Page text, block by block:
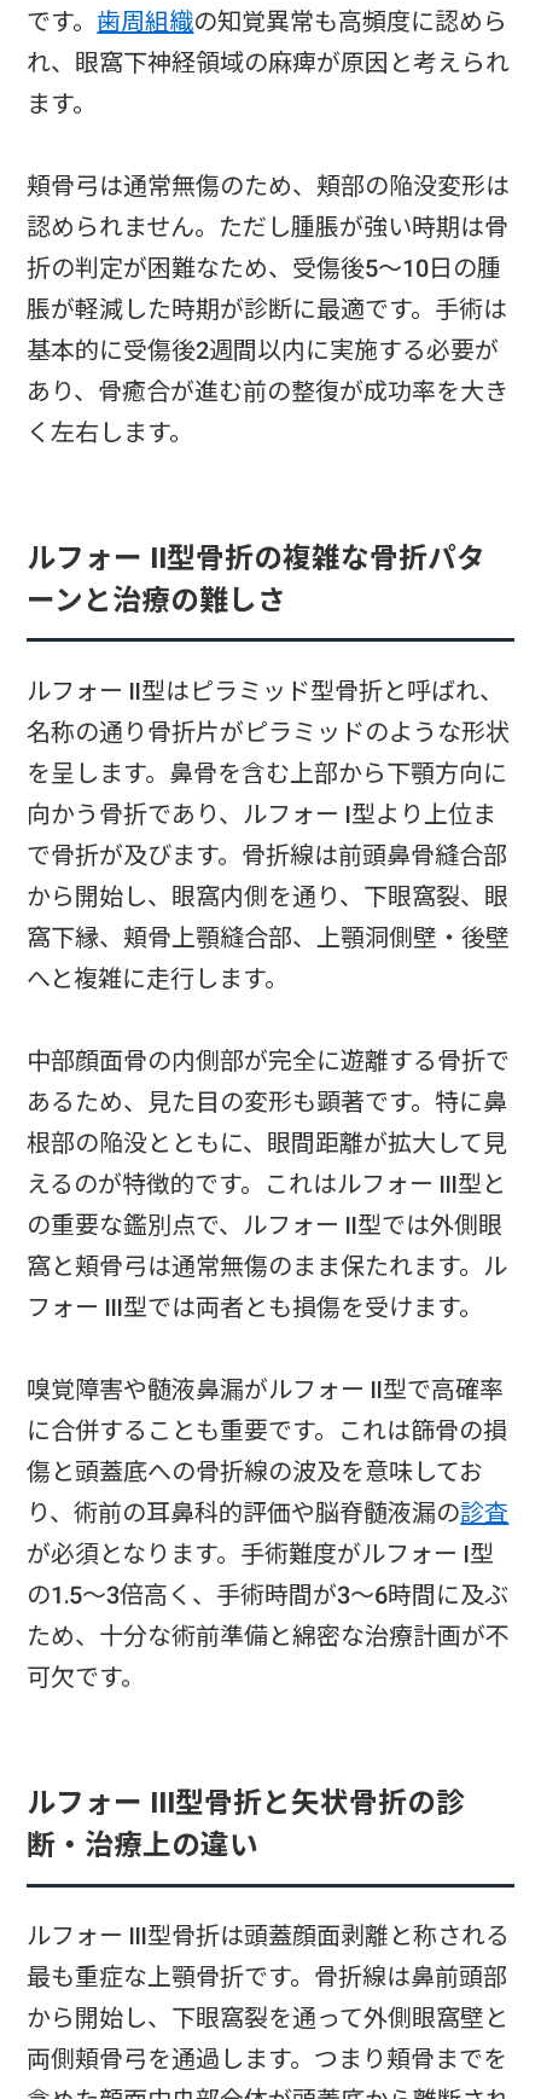
です。 歯周組織の知覚異常も高頻度に認めら
れ、眼窩下神経領域の麻痺が原因と考えられ
ます。
頬骨弓は通常無傷のため、頬部の陥没変形は
認められません。ただし腫脹が強い時期は骨
折の判定が困難なため、受傷後5～10日の腫
脹が軽減した時期が診断に最適です。手術は
基本的に受傷後2週間以内に実施する必要が
あり、骨癒合が進む前の整復が成功率を大き
く左右します。
ルフォー II型骨折の複雑な骨折パタ
ーンと治療の難しさ
ルフォー II型はピラミッド型骨折と呼ばれ、
名称の通り骨折片がピラミッドのような形状
を呈します。鼻骨を含む上部から下顎方向に
向かう骨折であり、ルフォー I型より上位ま
で骨折が及びます。骨折線は前頭鼻骨縫合部
から開始し、眼窩内側を通り、下眼窩裂、眼
窩下縁、頬骨上顎縫合部、上顎洞側壁・後壁
へと複雑に走行します。
中部顔面骨の内側部が完全に遊離する骨折で
あるため、見た目の変形も顕著です。特に鼻
根部の陥没とともに、眼間距離が拡大して見
えるのが特徴的です。これはルフォー III型と
の重要な鑑別点で、ルフォー II型では外側眼
窩と頬骨弓は通常無傷のまま保たれます。ル
フォー III型では両者とも損傷を受けます。
嗅覚障害や髄液鼻漏がルフォー II型で高確率
に合併することも重要です。これは篩骨の損
傷と頭蓋底への骨折線の波及を意味してお
り、術前の耳鼻科的評価や脳脊髄液漏の診査
が必須となります。手術難度がルフォー I型
の1.5～3倍高く、手術時間が3～6時間に及ぶ
ため、十分な術前準備と綿密な治療計画が不
可欠です。
ルフォー III型骨折と矢状骨折の診
断・治療上の違い
ルフォー III型骨折は頭蓋顔面剥離と称される
最も重症な上顎骨折です。骨折線は鼻前頭部
から開始し、下眼窩裂を通って外側眼窩壁と
両側頬骨弓を通過します。つまり頬骨までを